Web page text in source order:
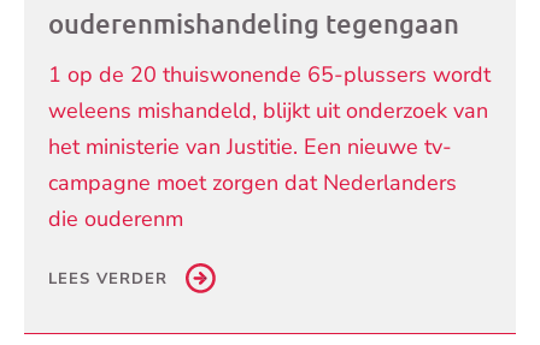
ouderenmishandeling tegengaan
1 op de 20 thuiswonende 65-plussers wordt
weleens mishandeld, blijkt uit onderzoek van
het ministerie van Justitie. Een nieuwe tv-
campagne moet zorgen dat Nederlanders
die ouderenm
LEES VERDER